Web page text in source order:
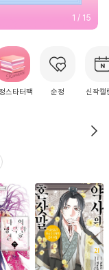
2 / 15
스타터팩 순정 신작캘